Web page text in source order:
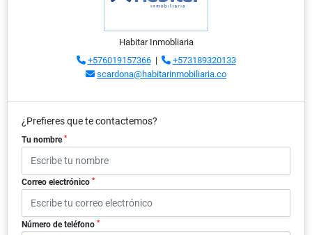
Habitar Inmobliaria
+576019157366|
+573189320133
scardona@habitarinmobiliaria.co
¿Prefieres que te contactemos?
Tu nombre *
Correo electrónico *
Número de teléfono *